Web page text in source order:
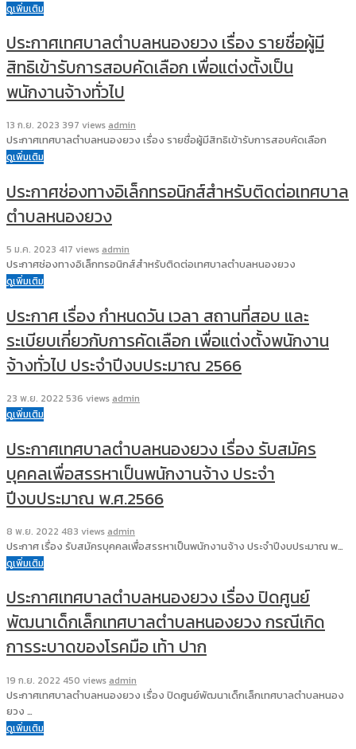
ดูเพิ่มเติม
ประกาศเทศบาลตำบลหนองยวง เรื่อง รายชื่อผู้มี
สิทธิเข้ารับการสอบคัดเลือก เพื่อแต่งตั้งเป็น
พนักงานจ้างทั่วไป
13 ก.ย. 2023 397 views admin
ประกาศเทศบาลตำบลหนองยวง เรื่อง รายชื่อผู้มีสิทธิเข้ารับการสอบคัดเลือก
ดูเพิ่มเติม
ประกาศช่องทางอิเล็กทรอนิกส์สำหรับติดต่อเทศบาล
ตำบลหนองยวง
5 ม.ค. 2023 417 views admin
ประกาศช่องทางอิเล็กทรอนิกส์สำหรับติดต่อเทศบาลตำบลหนองยวง
ดูเพิ่มเติม
ประกาศ เรื่อง กำหนดวัน เวลา สถานที่สอบ และ
ระเบียบเกี่ยวกับการคัดเลือก เพื่อแต่งตั้งพนักงาน
จ้างทั่วไป ประจำปีงบประมาณ 2566
23 พ.ย. 2022 536 views admin
ดูเพิ่มเติม
ประกาศเทศบาลตำบลหนองยวง เรื่อง รับสมัคร
บุคคลเพื่อสรรหาเป็นพนักงานจ้าง ประจำ
ปีงบประมาณ พ.ศ.2566
8 พ.ย. 2022 483 views admin
ประกาศ เรื่อง รับสมัครบุคคลเพื่อสรรหาเป็นพนักงานจ้าง ประจำปีงบประมาณ พ…
ดูเพิ่มเติม
ประกาศเทศบาลตำบลหนองยวง เรื่อง ปิดศูนย์
พัฒนาเด็กเล็กเทศบาลตำบลหนองยวง กรณีเกิด
การระบาดของโรคมือ เท้า ปาก
19 ก.ย. 2022 450 views admin
ประกาศเทศบาลตำบลหนองยวง เรื่อง ปิดศูนย์พัฒนาเด็กเล็กเทศบาลตำบลหนอง
ยวง …
ดูเพิ่มเติม